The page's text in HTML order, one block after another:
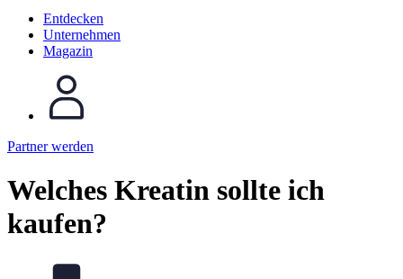
Entdecken
Unternehmen
Magazin
Partner werden
Welches Kreatin sollte ich
kaufen?